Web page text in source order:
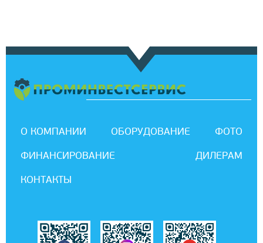
О КОМПАНИИ ОБОРУДОВАНИЕ
ФОТО
ФИНАНСИРОВАНИЕ
ДИЛЕРАМ
КОНТАКТЫ